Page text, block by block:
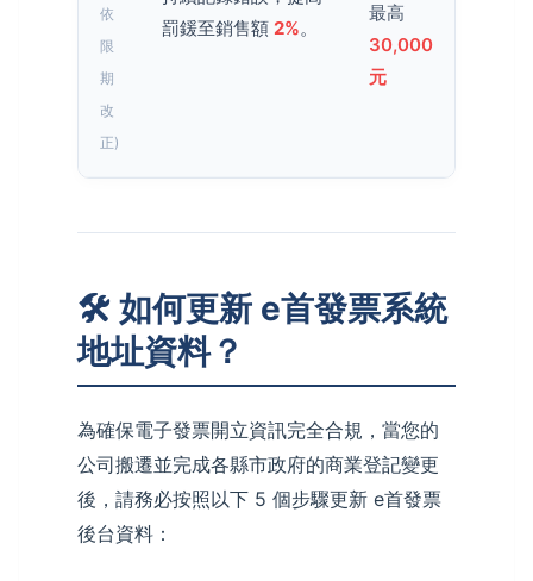
依
限
期
改
正)
罰鍰至銷售額 2%。
最高
30,000
元
🛠️ 如何更新 e首發票系統
地址資料？
為確保電子發票開立資訊完全合規，當您的
公司搬遷並完成各縣市政府的商業登記變更
後，請務必按照以下 5 個步驟更新 e首發票
後台資料：